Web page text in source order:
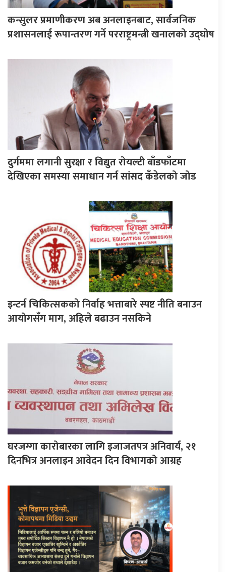
कन्सुलर प्रमाणीकरण अब अनलाइनबाट, सार्वजनिक
प्रशासनलाई रूपान्तरण गर्ने परराष्ट्रमन्त्री खनालको उद्घोष
दुर्गममा लगानी सुरक्षा र विद्युत रोयल्टी बाँडफाँटमा
देखिएका समस्या समाधान गर्न सांसद कँडेलको जोड
इन्टर्न चिकित्सकको निर्वाह भत्ताबारे स्पष्ट नीति बनाउन
आयोगसँग माग, अहिले बढाउन नसकिने
घरजग्गा कारोबारका लागि इजाजतपत्र अनिवार्य, २१
दिनभित्र अनलाइन आवेदन दिन विभागको आग्रह